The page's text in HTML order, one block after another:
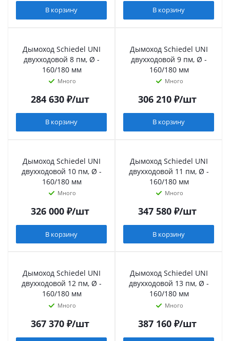
В корзину В корзину
Дымоход Schiedel UNI
двухходовой 8 пм, Ø -
160/180 мм
Много
284 630₽/шт
В корзину
Дымоход Schiedel UNI
двухходовой 9 пм, Ø -
160/180 мм
Много
306 210₽/шт
В корзину
Дымоход Schiedel UNI
двухходовой 10 пм, Ø -
160/180 мм
Много
326 000₽/шт
В корзину
Дымоход Schiedel UNI
двухходовой 11 пм, Ø -
160/180 мм
Много
347 580₽/шт
В корзину
Дымоход Schiedel UNI
двухходовой 12 пм, Ø -
160/180 мм
Много
367 370₽/шт
Дымоход Schiedel UNI
двухходовой 13 пм, Ø -
160/180 мм
Много
387 160₽/шт